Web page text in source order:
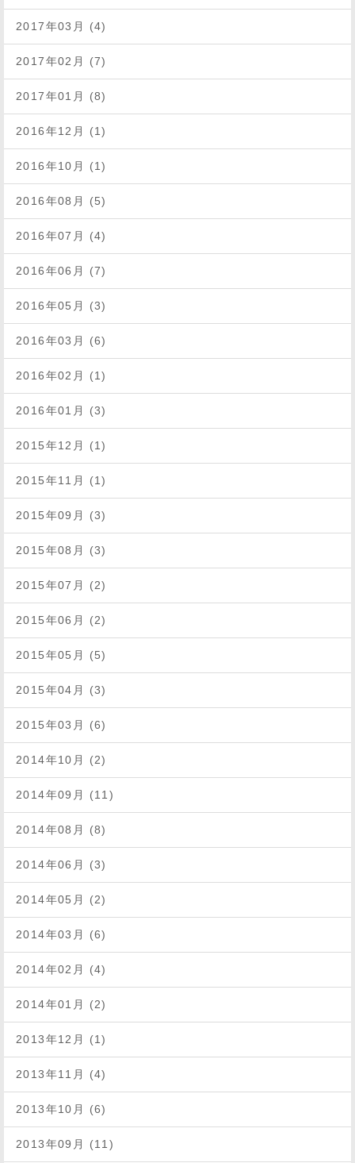
2017年03月 (4)
2017年02月 (7)
2017年01月 (8)
2016年12月 (1)
2016年10月 (1)
2016年08月 (5)
2016年07月 (4)
2016年06月 (7)
2016年05月 (3)
2016年03月 (6)
2016年02月 (1)
2016年01月 (3)
2015年12月 (1)
2015年11月 (1)
2015年09月 (3)
2015年08月 (3)
2015年07月 (2)
2015年06月 (2)
2015年05月 (5)
2015年04月 (3)
2015年03月 (6)
2014年10月 (2)
2014年09月 (11)
2014年08月 (8)
2014年06月 (3)
2014年05月 (2)
2014年03月 (6)
2014年02月 (4)
2014年01月 (2)
2013年12月 (1)
2013年11月 (4)
2013年10月 (6)
2013年09月 (11)